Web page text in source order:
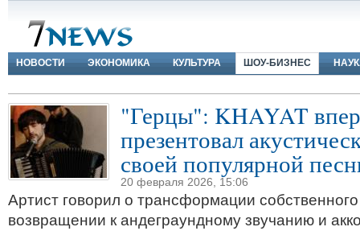
НОВОСТИ ЭКОНОМИКА КУЛЬТУРА ШОУ-БИЗНЕС
"Герцы": KHAYAT
презентовал
своей популярной
20 февраля 2026, 15:06
Артист говорил о трансформации
возвращении к андеграундному звучанию и